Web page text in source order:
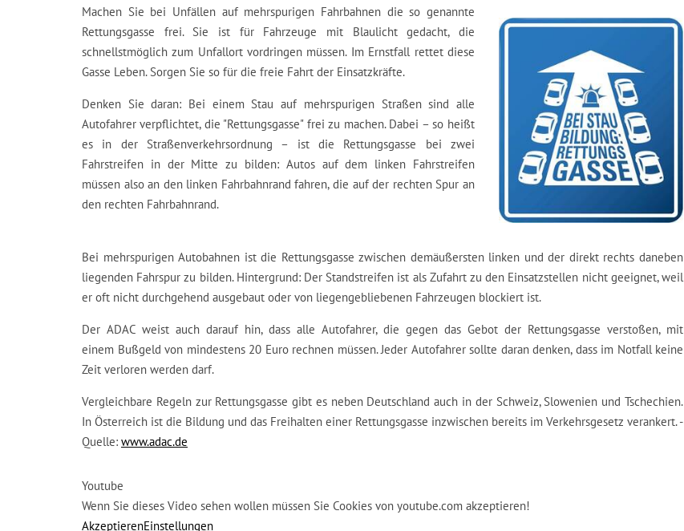
Machen Sie bei Unfällen auf mehrspurigen Fahrbahnen die so genannte
Rettungsgasse frei. Sie ist für Fahrzeuge mit Blaulicht gedacht, die
schnellstmöglich zum Unfallort vordringen müssen. Im Ernstfall rettet diese
Gasse Leben. Sorgen Sie so für die freie Fahrt der Einsatzkräfte.
Denken Sie daran: Bei einem Stau auf mehrspurigen Straßen sind alle
Autofahrer verpflichtet, die "Rettungsgasse" frei zu machen. Dabei – so heißt
es in der Straßenverkehrsordnung – ist die Rettungsgasse bei zwei
Fahrstreifen in der Mitte zu bilden: Autos auf dem linken Fahrstreifen
müssen also an den linken Fahrbahnrand fahren, die auf der rechten Spur an
den rechten Fahrbahnrand.
Bei mehrspurigen Autobahnen ist die Rettungsgasse zwischen demäußersten linken und der direkt rechts daneben
liegenden Fahrspur zu bilden. Hintergrund: Der Standstreifen ist als Zufahrt zu den Einsatzstellen nicht geeignet, weil
er oft nicht durchgehend ausgebaut oder von liegengebliebenen Fahrzeugen blockiert ist.
Der ADAC weist auch darauf hin, dass alle Autofahrer, die gegen das Gebot der Rettungsgasse verstoßen, mit
einem Bußgeld von mindestens 20 Euro rechnen müssen. Jeder Autofahrer sollte daran denken, dass im Notfall keine
Zeit verloren werden darf.
Vergleichbare Regeln zur Rettungsgasse gibt es neben Deutschland auch in der Schweiz, Slowenien und Tschechien.
In Österreich ist die Bildung und das Freihalten einer Rettungsgasse inzwischen bereits im Verkehrsgesetz verankert. -
Quelle: www.adac.de
Youtube
Wenn Sie dieses Video sehen wollen müssen Sie Cookies von youtube.com akzeptieren!
AkzeptierenEinstellungen